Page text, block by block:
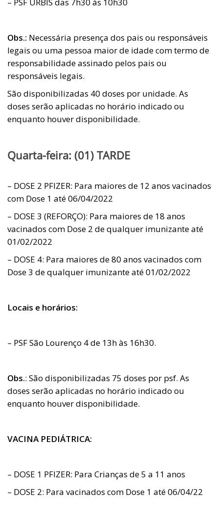
Obs.: Necessária presença dos pais ou responsáveis
legais ou uma pessoa maior de idade com termo de
responsabilidade assinado pelos pais ou
responsáveis legais.
São disponibilizadas 40 doses por unidade. As
doses serão aplicadas no horário indicado ou
enquanto houver disponibilidade.
Quarta-feira: (01) TARDE
– DOSE 2 PFIZER: Para maiores de 12 anos vacinados
com Dose 1 até 06/04/2022
– DOSE 3 (REFORÇO): Para maiores de 18 anos
vacinados com Dose 2 de qualquer imunizante até
01/02/2022
– DOSE 4: Para maiores de 80 anos vacinados com
Dose 3 de qualquer imunizante até 01/02/2022
Locais e horários:
– PSF São Lourenço 4 de 13h às 16h30.
Obs.: São disponibilizadas 75 doses por psf. As
doses serão aplicadas no horário indicado ou
enquanto houver disponibilidade.
VACINA PEDIÁTRICA:
– DOSE 1 PFIZER: Para Crianças de 5 a 11 anos
– DOSE 2: Para vacinados com Dose 1 até 06/04/22